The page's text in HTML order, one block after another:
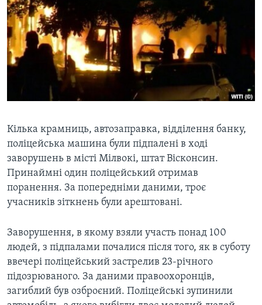
СУСПІЛЬСТВО
ЕКОНОМІКА
ІСТОРІЇ УСПІХУ УКРАЇНЦІВ
ТЕЛЕПРОГРАМИ
ЧАС-TIME
БРИФІНГ ГОЛОСУ АМЕРИКИ
СТУДІЯ ВАШИНГТОН
ПРАЙМ-ТАЙМ
ПОГЛЯД З ВАШИНГТОНА
ENGLISH
Learning English
Мови
Кілька крамниць, автозаправка, відділення банку,
поліцейська машина були підпалені в ході
заворушень в місті Мілвокі, штат Вісконсин.
Принаймні один поліцейський отримав
поранення. За попередніми даними, троє
учасників зіткнень були арештовані.
Заворушення, в якому взяли участь понад 100
людей, з підпалами почалися після того, як в суботу
ввечері поліцейський застрелив 23-річного
підозрюваного. За даними правоохоронців,
загиблий був озброєний. Поліцейські зупинили